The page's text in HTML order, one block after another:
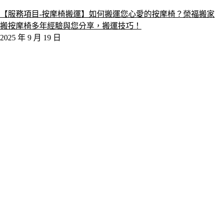
【服務項目-按摩椅搬運】如何搬運您心愛的按摩椅？榮福搬家
搬按摩椅多年經驗與您分享，搬運技巧！
2025 年 9 月 19 日